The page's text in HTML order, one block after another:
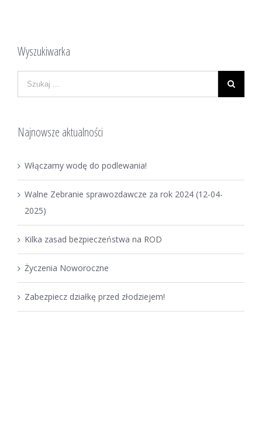
Wyszukiwarka
Najnowsze aktualności
Włączamy wodę do podlewania!
Walne Zebranie sprawozdawcze za rok 2024 (12-04-
2025)
Kilka zasad bezpieczeństwa na ROD
Życzenia Noworoczne
Zabezpiecz działkę przed złodziejem!